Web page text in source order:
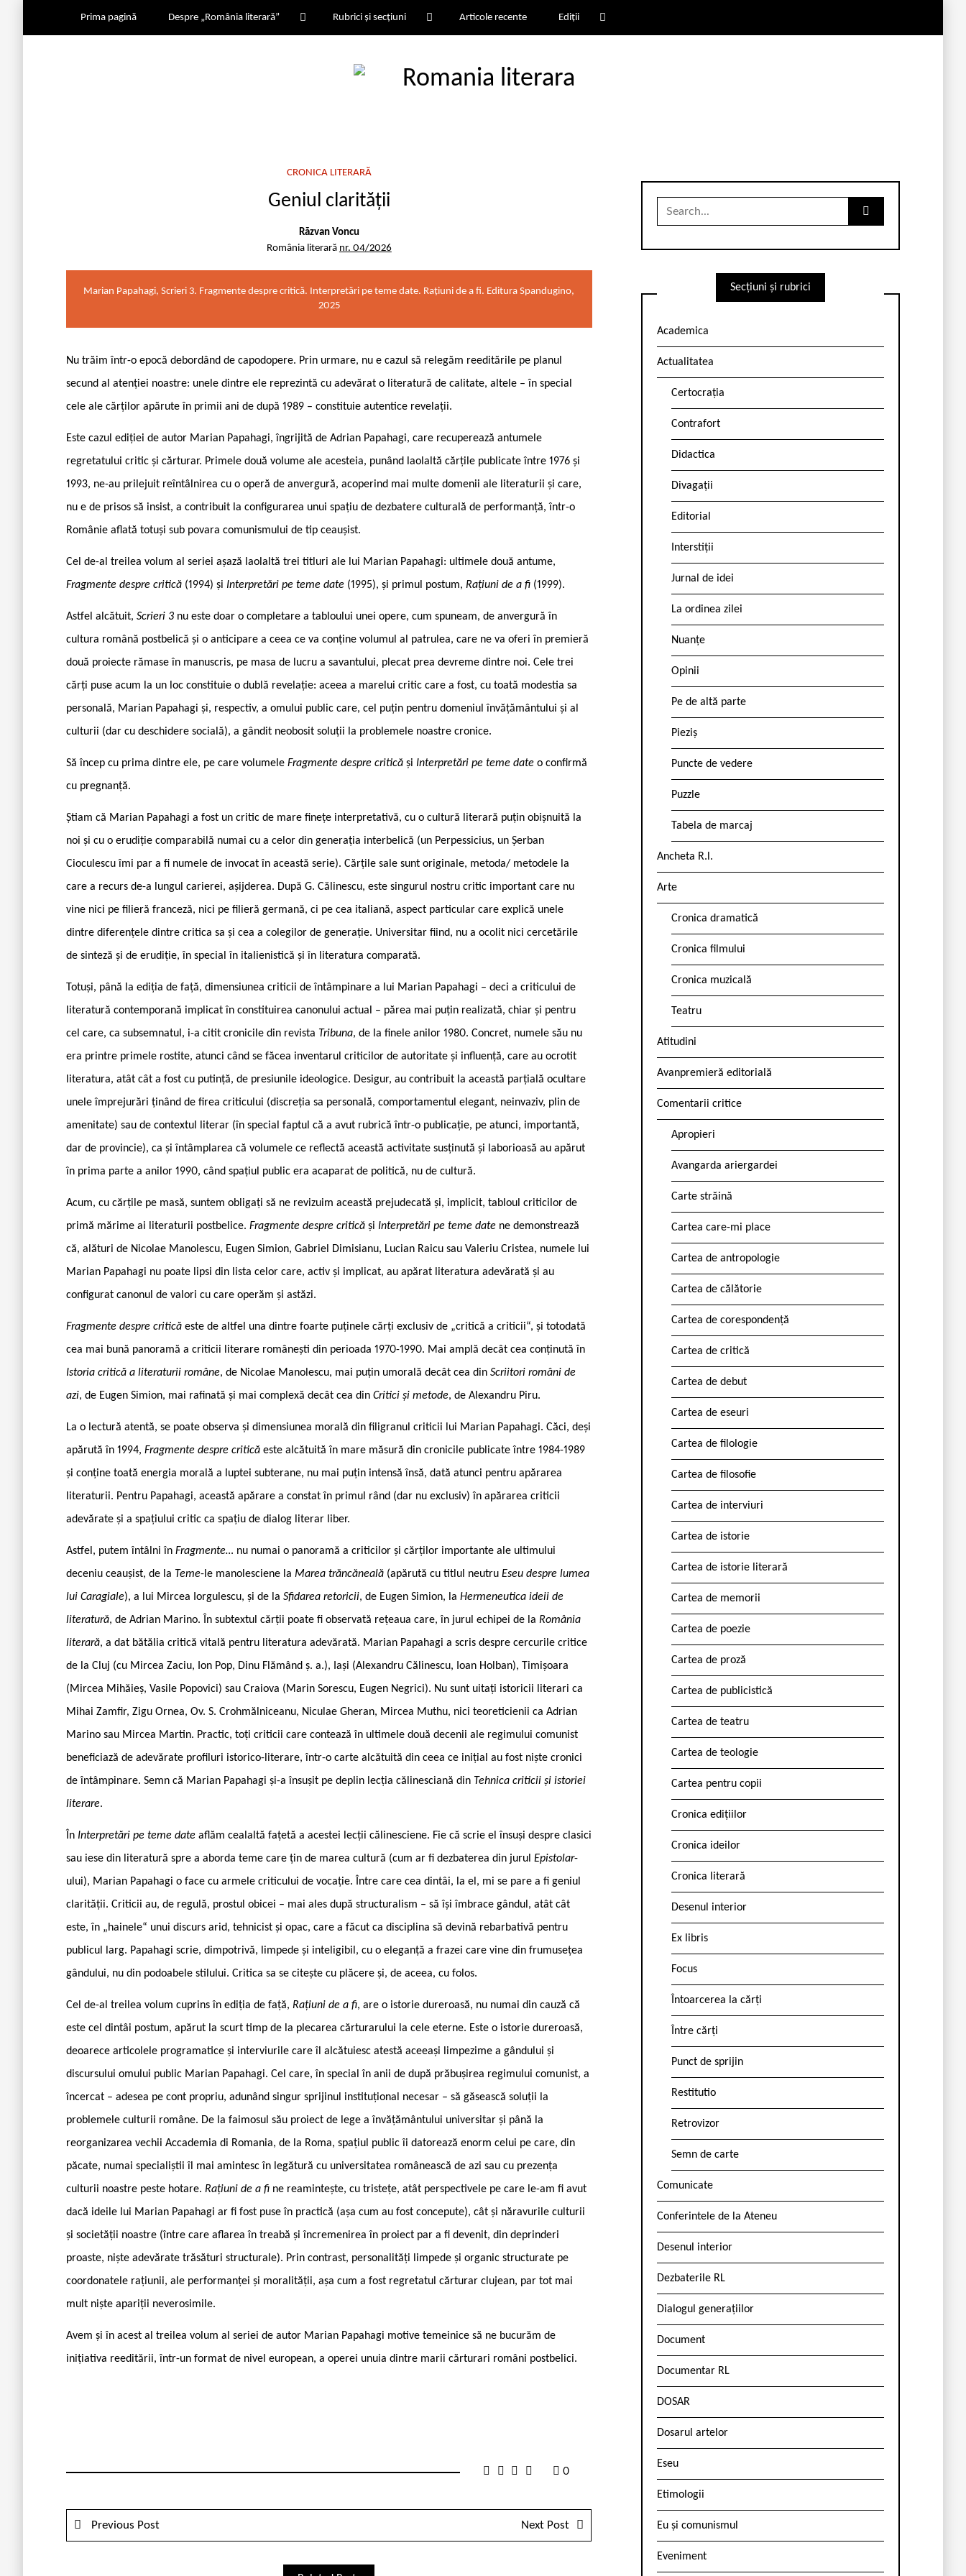
Prima pagină Despre „România literară” Rubrici și secțiuni Articole recente Ediții
CRONICA LITERARĂ
Geniul clarității
Răzvan Voncu
România literară nr. 04/2026
Marian Papahagi, Scrieri 3. Fragmente despre critică. Interpretări pe teme date. Rațiuni de a fi. Editura Spandugino,
2025
Nu trăim într-o epocă debordând de capodopere. Prin urmare, nu e cazul să relegăm reeditările pe planul
secund al atenției noastre: unele dintre ele reprezintă cu adevărat o literatură de calitate, altele – în special
cele ale cărților apărute în primii ani de după 1989 – constituie autentice revelații.
Este cazul ediției de autor Marian Papahagi, îngrijită de Adrian Papahagi, care recuperează antumele
regretatului critic și cărturar. Primele două volume ale acesteia, punând laolaltă cărțile publicate între 1976 și
1993, ne-au prilejuit reîntâlnirea cu o operă de anvergură, acoperind mai multe domenii ale literaturii și care,
nu e de prisos să insist, a contribuit la configurarea unui spațiu de dezbatere culturală de performanță, într-o
Românie aflată totuși sub povara comunismului de tip ceaușist.
Cel de-al treilea volum al seriei așază laolaltă trei titluri ale lui Marian Papahagi: ultimele două antume,
Fragmente despre critică (1994) și Interpretări pe teme date (1995), și primul postum, Rațiuni de a fi (1999).
Astfel alcătuit, Scrieri 3 nu este doar o completare a tabloului unei opere, cum spuneam, de anvergură în
cultura română postbelică și o anticipare a ceea ce va conține volumul al patrulea, care ne va oferi în premieră
două proiecte rămase în manuscris, pe masa de lucru a savantului, plecat prea devreme dintre noi. Cele trei
cărți puse acum la un loc constituie o dublă revelație: aceea a marelui critic care a fost, cu toată modestia sa
personală, Marian Papahagi și, respectiv, a omului public care, cel puțin pentru domeniul învățământului și al
culturii (dar cu deschidere socială), a gândit neobosit soluții la problemele noastre cronice.
Să încep cu prima dintre ele, pe care volumele Fragmente despre critică și Interpretări pe teme date o confirmă
cu pregnanță.
Știam că Marian Papahagi a fost un critic de mare finețe interpretativă, cu o cultură literară puțin obișnuită la
noi și cu o erudiție comparabilă numai cu a celor din generația interbelică (un Perpessicius, un Șerban
Cioculescu îmi par a fi numele de invocat în această serie). Cărțile sale sunt originale, metoda/ metodele la
care a recurs de-a lungul carierei, așijderea. După G. Călinescu, este singurul nostru critic important care nu
vine nici pe filieră franceză, nici pe filieră germană, ci pe cea italiană, aspect particular care explică unele
dintre diferențele dintre critica sa și cea a colegilor de generație. Universitar fiind, nu a ocolit nici cercetările
de sinteză și de erudiție, în special în italienistică și în literatura comparată.
Totuși, până la ediția de față, dimensiunea criticii de întâmpinare a lui Marian Papahagi – deci a criticului de
literatură contemporană implicat în constituirea canonului actual – părea mai puțin realizată, chiar și pentru
cel care, ca subsemnatul, i-a citit cronicile din revista Tribuna, de la finele anilor 1980. Concret, numele său nu
era printre primele rostite, atunci când se făcea inventarul criticilor de autoritate și influență, care au ocrotit
literatura, atât cât a fost cu putință, de presiunile ideologice. Desigur, au contribuit la această parțială ocultare
unele împrejurări ținând de firea criticului (discreția sa personală, comportamentul elegant, neinvaziv, plin de
amenitate) sau de contextul literar (în special faptul că a avut rubrică într-o publicație, pe atunci, importantă,
dar de provincie), ca și întâmplarea că volumele ce reflectă această activitate susținută și laborioasă au apărut
în prima parte a anilor 1990, când spațiul public era acaparat de politică, nu de cultură.
Acum, cu cărțile pe masă, suntem obligați să ne revizuim această prejudecată și, implicit, tabloul criticilor de
primă mărime ai literaturii postbelice. Fragmente despre critică și Interpretări pe teme date ne demonstrează
că, alături de Nicolae Manolescu, Eugen Simion, Gabriel Dimisianu, Lucian Raicu sau Valeriu Cristea, numele lui
Marian Papahagi nu poate lipsi din lista celor care, activ și implicat, au apărat literatura adevărată și au
configurat canonul de valori cu care operăm și astăzi.
Fragmente despre critică este de altfel una dintre foarte puținele cărți exclusiv de „critică a criticii“, și totodată
cea mai bună panoramă a criticii literare românești din perioada 1970-1990. Mai amplă decât cea conținută în
Istoria critică a literaturii române, de Nicolae Manolescu, mai puțin umorală decât cea din Scriitori români de
azi, de Eugen Simion, mai rafinată și mai complexă decât cea din Critici și metode, de Alexandru Piru.
La o lectură atentă, se poate observa și dimensiunea morală din filigranul criticii lui Marian Papahagi. Căci, deși
apărută în 1994, Fragmente despre critică este alcătuită în mare măsură din cronicile publicate între 1984-1989
și conține toată energia morală a luptei subterane, nu mai puțin intensă însă, dată atunci pentru apărarea
literaturii. Pentru Papahagi, această apărare a constat în primul rând (dar nu exclusiv) în apărarea criticii
adevărate și a spațiului critic ca spațiu de dialog literar liber.
Astfel, putem întâlni în Fragmente… nu numai o panoramă a criticilor și cărților importante ale ultimului
deceniu ceaușist, de la Teme-le manolesciene la Marea trăncăneală (apărută cu titlul neutru Eseu despre lumea
lui Caragiale), a lui Mircea Iorgulescu, și de la Sfidarea retoricii, de Eugen Simion, la Hermeneutica ideii de
literatură, de Adrian Marino. În subtextul cărții poate fi observată rețeaua care, în jurul echipei de la România
literară, a dat bătălia critică vitală pentru literatura adevărată. Marian Papahagi a scris despre cercurile critice
de la Cluj (cu Mircea Zaciu, Ion Pop, Dinu Flămând ș. a.), Iași (Alexandru Călinescu, Ioan Holban), Timișoara
(Mircea Mihăieș, Vasile Popovici) sau Craiova (Marin Sorescu, Eugen Negrici). Nu sunt uitați istoricii literari ca
Mihai Zamfir, Zigu Ornea, Ov. S. Crohmălniceanu, Niculae Gheran, Mircea Muthu, nici teoreticienii ca Adrian
Marino sau Mircea Martin. Practic, toți criticii care contează în ultimele două decenii ale regimului comunist
beneficiază de adevărate profiluri istorico-literare, într-o carte alcătuită din ceea ce inițial au fost niște cronici
de întâmpinare. Semn că Marian Papahagi și-a însușit pe deplin lecția călinesciană din Tehnica criticii și istoriei
literare.
În Interpretări pe teme date aflăm cealaltă fațetă a acestei lecții călinesciene. Fie că scrie el însuși despre clasici
sau iese din literatură spre a aborda teme care țin de marea cultură (cum ar fi dezbaterea din jurul Epistolar-
ului), Marian Papahagi o face cu armele criticului de vocație. Între care cea dintâi, la el, mi se pare a fi geniul
clarității. Criticii au, de regulă, prostul obicei – mai ales după structuralism – să își îmbrace gândul, atât cât
este, în „hainele“ unui discurs arid, tehnicist și opac, care a făcut ca disciplina să devină rebarbativă pentru
publicul larg. Papahagi scrie, dimpotrivă, limpede și inteligibil, cu o eleganță a frazei care vine din frumusețea
gândului, nu din podoabele stilului. Critica sa se citește cu plăcere și, de aceea, cu folos.
Cel de-al treilea volum cuprins în ediția de față, Rațiuni de a fi, are o istorie dureroasă, nu numai din cauză că
este cel dintâi postum, apărut la scurt timp de la plecarea cărturarului la cele eterne. Este o istorie dureroasă,
deoarece articolele programatice și interviurile care îl alcătuiesc atestă aceeași limpezime a gândului și
discursului omului public Marian Papahagi. Cel care, în special în anii de după prăbușirea regimului comunist, a
încercat – adesea pe cont propriu, adunând singur sprijinul instituțional necesar – să găsească soluții la
problemele culturii române. De la faimosul său proiect de lege a învățământului universitar și până la
reorganizarea vechii Accademia di Romania, de la Roma, spațiul public îi datorează enorm celui pe care, din
păcate, numai specialiștii îl mai amintesc în legătură cu universitatea românească de azi sau cu prezența
culturii noastre peste hotare. Rațiuni de a fi ne reamintește, cu tristețe, atât perspectivele pe care le-am fi avut
dacă ideile lui Marian Papahagi ar fi fost puse în practică (așa cum au fost concepute), cât și năravurile culturii
și societății noastre (între care aflarea în treabă și încremenirea în proiect par a fi devenit, din deprinderi
proaste, niște adevărate trăsături structurale). Prin contrast, personalități limpede și organic structurate pe
coordonatele rațiunii, ale performanței și moralității, așa cum a fost regretatul cărturar clujean, par tot mai
mult niște apariții neverosimile.
Avem și în acest al treilea volum al seriei de autor Marian Papahagi motive temeinice să ne bucurăm de
inițiativa reeditării, într-un format de nivel european, a operei unuia dintre marii cărturari români postbelici.
0
Previous Post Next Post
Secțiuni și rubrici
Academica
Actualitatea
Certocrația
Contrafort
Didactica
Divagații
Editorial
Interstiții
Jurnal de idei
La ordinea zilei
Nuanțe
Opinii
Pe de altă parte
Pieziș
Puncte de vedere
Puzzle
Tabela de marcaj
Ancheta R.l.
Arte
Cronica dramatică
Cronica filmului
Cronica muzicală
Teatru
Atitudini
Avanpremieră editorială
Comentarii critice
Apropieri
Avangarda ariergardei
Carte străină
Cartea care-mi place
Cartea de antropologie
Cartea de călătorie
Cartea de corespondență
Cartea de critică
Cartea de debut
Cartea de eseuri
Cartea de filologie
Cartea de filosofie
Cartea de interviuri
Cartea de istorie
Cartea de istorie literară
Cartea de memorii
Cartea de poezie
Cartea de proză
Cartea de publicistică
Cartea de teatru
Cartea de teologie
Cartea pentru copii
Cronica edițiilor
Cronica ideilor
Cronica literară
Desenul interior
Ex libris
Focus
Întoarcerea la cărți
Între cărți
Punct de sprijin
Restitutio
Retrovizor
Semn de carte
Comunicate
Conferintele de la Ateneu
Desenul interior
Dezbaterile RL
Dialogul generațiilor
Document
Documentar RL
DOSAR
Dosarul artelor
Eseu
Etimologii
Eu și comunismul
Eveniment